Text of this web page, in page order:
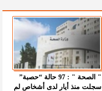
" الصحة " : 97 حالة “حصبة”
سجلت منذ أيار لدى أشخاص لم